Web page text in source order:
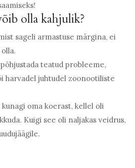
olla kahjulik?
sageli armastuse märgina, ei
teatud probleeme,
harvadel juhtudel zoonootiliste
oma koerast, kellel oli
Kuigi see oli naljakas veidrus,